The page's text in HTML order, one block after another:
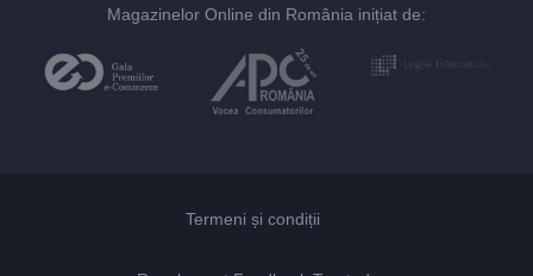
Magazinelor Online din România inițiat de:
Termeni și condiții